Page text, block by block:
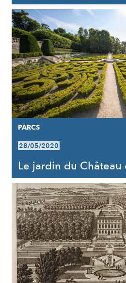
PARCS
28/05/2020
Le jardin du Château